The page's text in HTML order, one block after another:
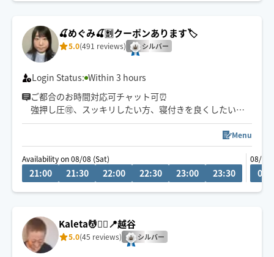
🍒めぐみ🍒🈹クーポンあります🏷️
5.0(491 reviews) シルバー
Login Status: Within 3 hours
ご都合のお時間対応可チャット可⏰
強押し圧🉑、スッキリしたい方、寝付きを良くしたい
方、リラックスしたい方、なんなりとお申し付け下さい
指圧前のフットオイルは疲労回復に効果的でお勧めです
🫶
ペットやお子様👌
Menu
Availability on 08/08 (Sat)
21:00 21:30 22:00 22:30 23:00 23:30
08/09
Kaleta💆🧘‍♀️📍越谷
5.0(45 reviews) シルバー